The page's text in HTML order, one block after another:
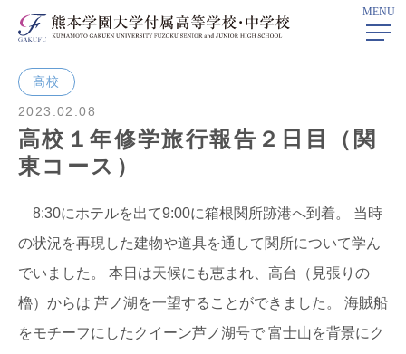
MENU
ホーム>学校ニュース> 高校１年修学旅行報告２日目（関東コース）
高校
2023.02.08
高校１年修学旅行報告２日目（関
東コース）
8:30にホテルを出て9:00に箱根関所跡港へ到着。 当時
の状況を再現した建物や道具を通して関所について学ん
でいました。 本日は天候にも恵まれ、高台（見張りの
櫓）からは 芦ノ湖を一望することができました。 海賊船
をモチーフにしたクイーン芦ノ湖号で 富士山を背景にク